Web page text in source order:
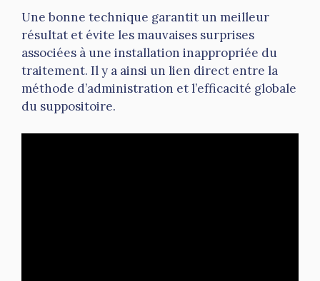
Une bonne technique garantit un meilleur
résultat et évite les mauvaises surprises
associées à une installation inappropriée du
traitement. Il y a ainsi un lien direct entre la
méthode d’administration et l’efficacité globale
du suppositoire.